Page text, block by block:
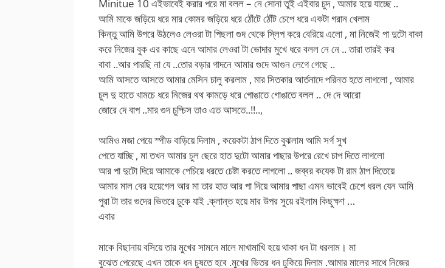
Minitue 10 এইভাবেই করার পরে মা বলল – নে সোনা তুই এইবার চুদ , আমার হয়ে যাচ্ছে ..
আমি মাকে জড়িয়ে ধরে মার কোমর জড়িয়ে ধরে ঠোঁটে ঠোঁট চেপে ধরে একটা গরান খেলাম
কিন্তু আমি উপরে উঠলেও লেওরা টা পিছলা গুদ থেকে স্লিপ করে বেরিয়ে এলো , মা নিজেই পা দুটো বাকা
করে নিজের বুক এর কাছে এনে আমার লেওরা টা ভোদার মুখে ধরে বলল নে নে .. তারা তারই কর
বাবা ..আর পারছি না যে ..তোর বড়ার গাদনে আমার গুদে আগুন লেগে গেছে ..
আমি আসতে আসতে আমার মেসিন চালু করলাম , মার সিতকার আর্তনাদে পরিনত হতে লাগলো , আমার
চুল দু হাতে খামচে ধরে নিজের থথ কামড়ে ধরে গোঙাতে গোঙাতে বলল .. দে দে আরো
জোরে দে বাপ ..মার গুদ চুদ্চিস তাও এত আসতে..!!..,
আমিও মজা পেয়ে স্পীড বাড়িয়ে দিলাম , কয়েকটা ঠাপ দিতে বুঝলাম আমি সর্গ সুখ
পেতে যাচ্ছি , মা তখন আমার চুল ছেরে হাত দুটো আমার পাছার উপরে রেখে চাপ দিতে লাগলো
আর পা দুটো দিয়ে আমাকে পেচিয়ে ধরতে চেষ্টা করতে লাগলো .. জব্বর কযেক টা রাম ঠাপ দিতেয়ে
আমার মাল বের হয়েগেল আর মা তার হাত আর পা দিয়ে আমার পাছা এমন ভাবেই চেপে ধরল যেন আমি
পুরা টা তার গুদের ভিতরে ঢুকে যাই .ক্লান্ত হয়ে মার উপর সুয়ে রইলাম কিছুক্ষণ …
এবার
মাকে বিছানায় বসিয়ে তার মুখের সামনে মালে মাখামাখি হয়ে থাকা ধন টা ধরলাম। মা
বুঝেত পেরেছে এখন তাকে ধন চুষতে হবে .মুখের ভিতর ধন ঢুকিয়ে দিলাম .আমার মালের সাথে নিজের